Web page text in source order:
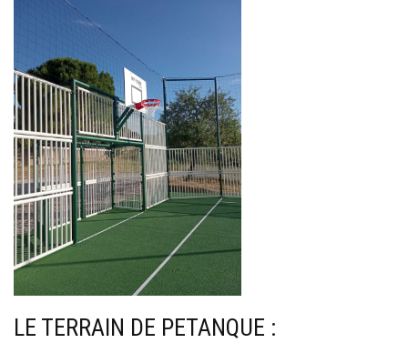
LE TERRAIN DE PETANQUE :